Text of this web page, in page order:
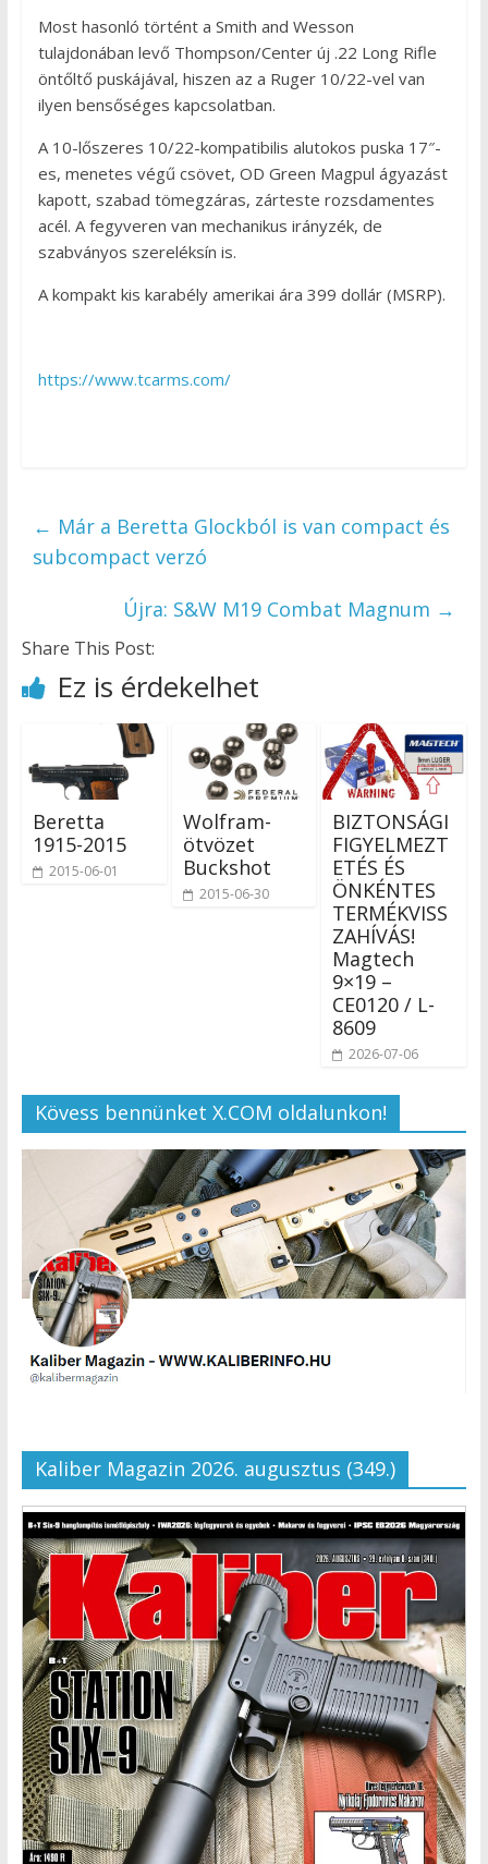
Most hasonló történt a Smith and Wesson
tulajdonában levő Thompson/Center új .22 Long Rifle
öntőltő puskájával, hiszen az a Ruger 10/22-vel van
ilyen bensőséges kapcsolatban.
A 10-lőszeres 10/22-kompatibilis alutokos puska 17″-
es, menetes végű csövet, OD Green Magpul ágyazást
kapott, szabad tömegzáras, zárteste rozsdamentes
acél. A fegyveren van mechanikus irányzék, de
szabványos szereléksín is.
A kompakt kis karabély amerikai ára 399 dollár (MSRP).
https://www.tcarms.com/
← Már a Beretta Glockból is van compact és
subcompact verzó
Újra: S&W M19 Combat Magnum →
Share This Post:
Ez is érdekelhet
Beretta
1915-2015
2015-06-01
Wolfram-
ötvözet
Buckshot
2015-06-30
BIZTONSÁGI
FIGYELMEZT
ETÉS ÉS
ÖNKÉNTES
TERMÉKVISS
ZAHÍVÁS!
Magtech
9×19 –
CE0120 / L-
8609
2026-07-06
Kövess bennünket X.COM oldalunkon!
Kaliber Magazin 2026. augusztus (349.)